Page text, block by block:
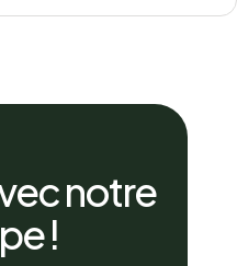
notre
!